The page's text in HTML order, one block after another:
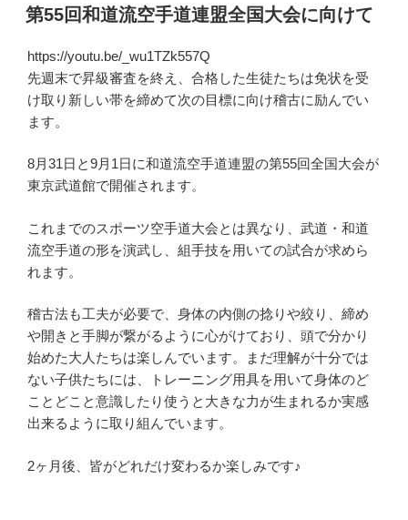
稿
日:
第55回和道流空手道連盟全国大会に向けて
https://youtu.be/_wu1TZk557Q
先週末で昇級審査を終え、合格した生徒たちは免状を受
け取り新しい帯を締めて次の目標に向け稽古に励んでい
ます。
8月31日と9月1日に和道流空手道連盟の第55回全国大会が
東京武道館で開催されます。
これまでのスポーツ空手道大会とは異なり、武道・和道
流空手道の形を演武し、組手技を用いての試合が求めら
れます。
稽古法も工夫が必要で、身体の内側の捻りや絞り、締め
や開きと手脚が繋がるように心がけており、頭で分かり
始めた大人たちは楽しんでいます。まだ理解が十分では
ない子供たちには、トレーニング用具を用いて身体のど
ことどこと意識したり使うと大きな力が生まれるか実感
出来るように取り組んでいます。
2ヶ月後、皆がどれだけ変わるか楽しみです♪